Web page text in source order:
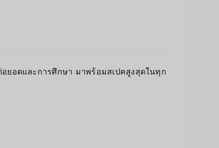
ยอดและการศึกษา มาพร้อมสเปคสูงสุดในทุก